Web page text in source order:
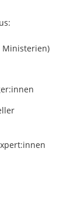
Ministerien)